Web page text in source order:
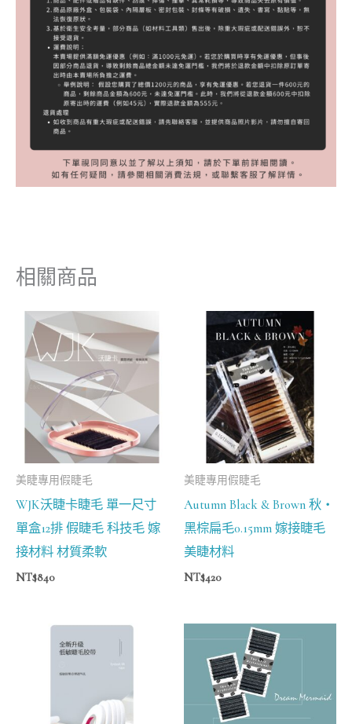
相關商品
美睫專用假睫毛
WJK沃睫卡睫毛 單一尺寸
單盒12排 假睫毛 科技毛 嫁
接材料 材質柔軟
NT$840
美睫專用假睫毛
Autumn Black & Brown 秋‧
黑棕扁毛0.15mm 嫁接睫毛
美睫材料
NT$420